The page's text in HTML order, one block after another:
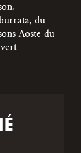
du
Aoste du